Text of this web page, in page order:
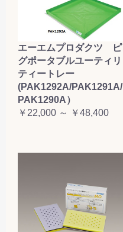
エーエムプロダクツ ピ
グポータブルユーティリ
ティートレー
(PAK1292A/PAK1291A/
PAK1290A）
￥22,000 ～ ￥48,400